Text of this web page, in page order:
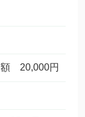
額 20,000円